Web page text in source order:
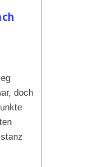
doch